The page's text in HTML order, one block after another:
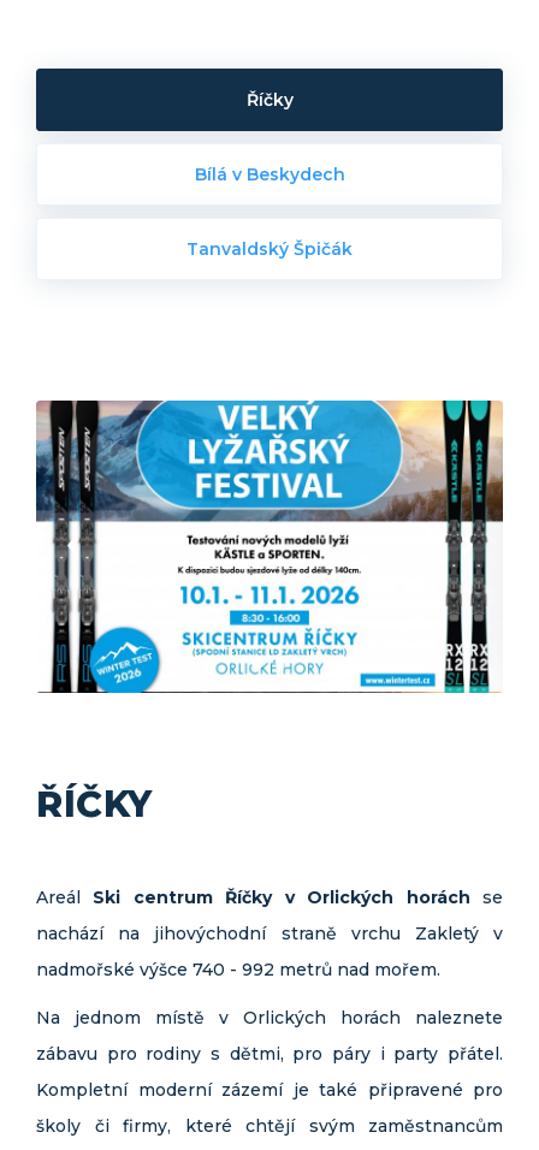
Říčky
Bílá v Beskydech
Tanvaldský Špičák
ŘÍČKY
Areál Ski centrum Říčky v Orlických horách se
nachází na jihovýchodní straně vrchu Zakletý v
nadmořské výšce 740 - 992 metrů nad mořem.
Na jednom místě v Orlických horách naleznete
zábavu pro rodiny s dětmi, pro páry i party přátel.
Kompletní moderní zázemí je také připravené pro
školy či firmy, které chtějí svým zaměstnancům